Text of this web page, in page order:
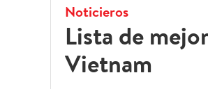
Noticieros
Lista de
Vietnam